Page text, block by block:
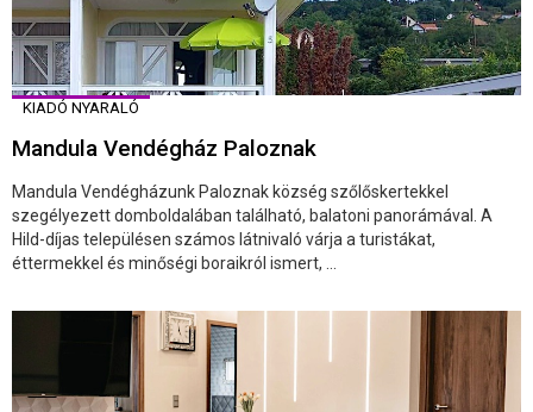
KIADÓ NYARALÓ
Mandula Vendégház Paloznak
Mandula Vendégházunk Paloznak község szőlőskertekkel
szegélyezett domboldalában található, balatoni panorámával. A
Hild-díjas településen számos látnivaló várja a turistákat,
éttermekkel és minőségi boraikról ismert, ...